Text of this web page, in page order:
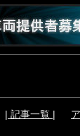
| 記事一覧 |